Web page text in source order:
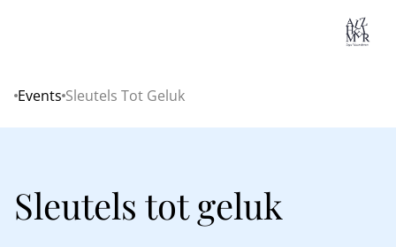
Home
Events Sleutels Tot Geluk
Sleutels tot geluk